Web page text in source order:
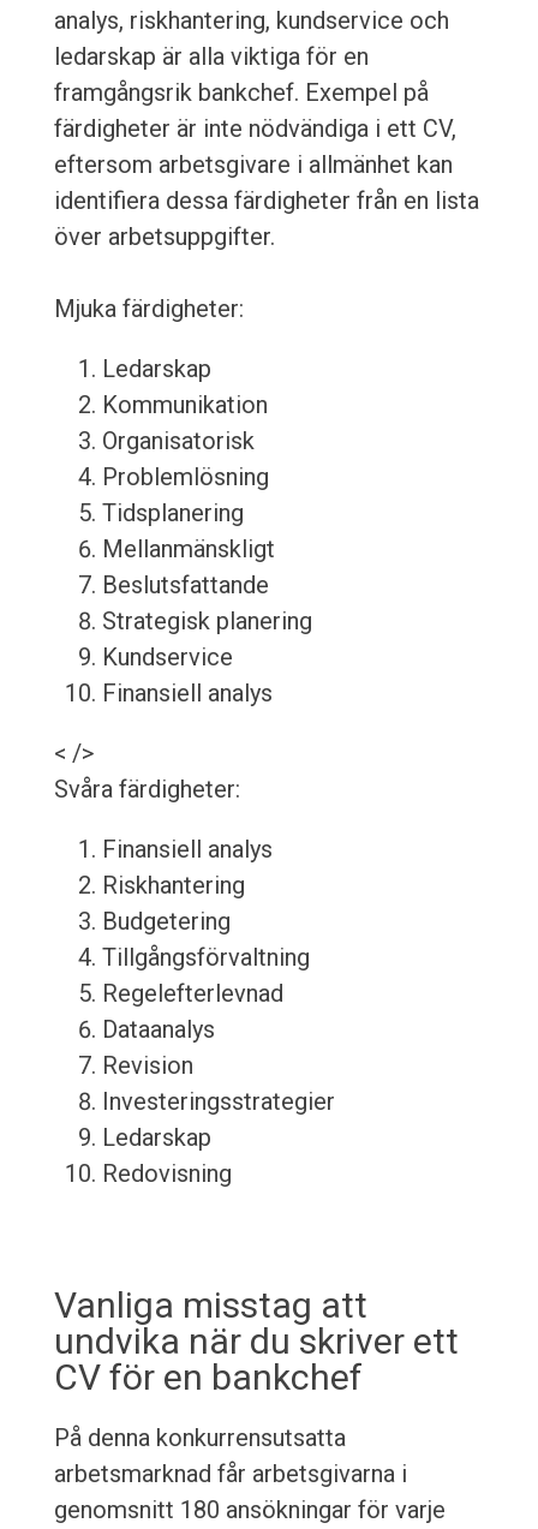
analys, riskhantering, kundservice och
ledarskap är alla viktiga för en
framgångsrik bankchef. Exempel på
färdigheter är inte nödvändiga i ett CV,
eftersom arbetsgivare i allmänhet kan
identifiera dessa färdigheter från en lista
över arbetsuppgifter.
Mjuka färdigheter:
Ledarskap
Kommunikation
Organisatorisk
Problemlösning
Tidsplanering
Mellanmänskligt
Beslutsfattande
Strategisk planering
Kundservice
Finansiell analys
< />
Svåra färdigheter:
Finansiell analys
Riskhantering
Budgetering
Tillgångsförvaltning
Regelefterlevnad
Dataanalys
Revision
Investeringsstrategier
Ledarskap
Redovisning
Vanliga misstag att
undvika när du skriver ett
CV för en bankchef
På denna konkurrensutsatta
arbetsmarknad får arbetsgivarna i
genomsnitt 180 ansökningar för varje